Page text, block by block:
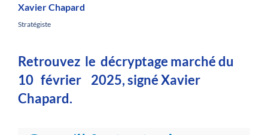
Retrouvez le décryptage marché du
10 février 2025, signé Xavier
Chapard.
Xavier Chapard
Stratégiste